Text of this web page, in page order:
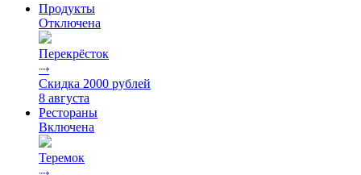
Продукты
Отключена
Перекрёсток
⤑
Скидка 2000 рублей
8 августа
Рестораны
Включена
Теремок